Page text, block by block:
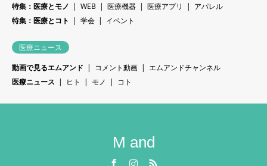
特集：医療とモノ
WEB 医療機器 医療アプリ
アパレル
特集：医療とコト
学会 イベント
医療ニュース
動画で見るエムアンド
コメント動画
エムアンドチャンネル
医療ニュース
ヒト モノ コト
M and